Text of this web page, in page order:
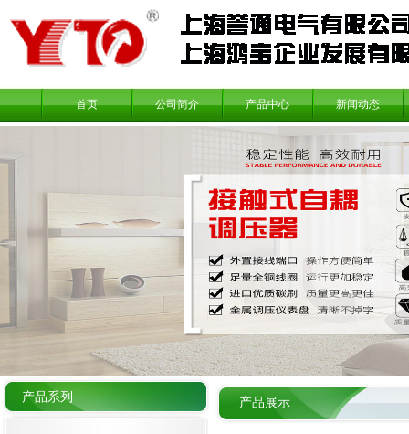
首页 公司简介 产品中心 新闻动态
产品系列 产品展示